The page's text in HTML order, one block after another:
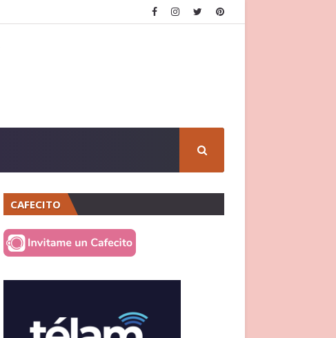
CAFECITO